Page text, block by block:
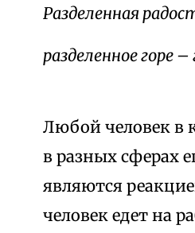
Разделенная
разделенное горе
Любой человек в
в разных сферах
являются
человек едет на